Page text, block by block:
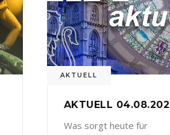
AKTUELL
AKTUELL
Was sorgt heute für